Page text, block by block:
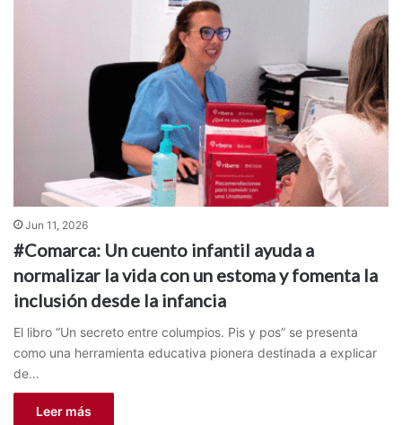
Jun 11, 2026
#Comarca: Un cuento infantil ayuda a
normalizar la vida con un estoma y fomenta la
inclusión desde la infancia
El libro “Un secreto entre columpios. Pis y pos” se presenta
como una herramienta educativa pionera destinada a explicar
de…
Leer más